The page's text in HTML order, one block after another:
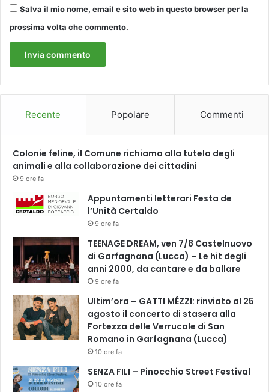
m
n
Salva il mio nome, email e sito web in questo browser per la
prossima volta che commento.
Recente Popolare Commenti
Colonie feline, il Comune richiama alla tutela degli
animali e alla collaborazione dei cittadini
9 ore fa
Appuntamenti letterari Festa de
l’Unità Certaldo
9 ore fa
TEENAGE DREAM, ven 7/8 Castelnuovo
di Garfagnana (Lucca) – Le hit degli
anni 2000, da cantare e da ballare
9 ore fa
Ultim’ora – GATTI MÉZZI: rinviato al 25
agosto il concerto di stasera alla
Fortezza delle Verrucole di San
Romano in Garfagnana (Lucca)
10 ore fa
SENZA FILI – Pinocchio Street Festival
10 ore fa